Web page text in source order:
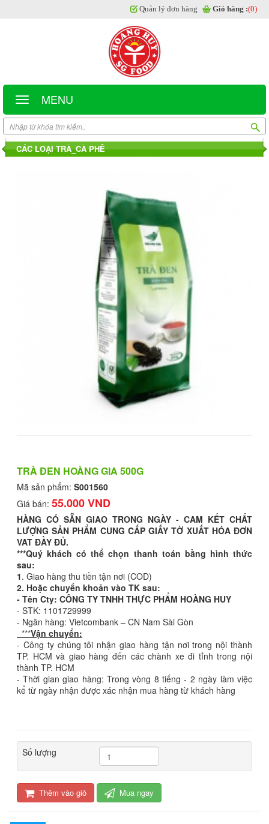
MENU
Quản lý đơn hàng Giỏ hàng :(0)
CÁC LOẠI TRÀ_CÀ PHÊ
TRÀ ĐEN HOÀNG GIA 500G
Mã sản phẩm: S001560
Giá bán: 55.000 VND
HÀNG CÓ SẴN GIAO TRONG NGÀY - CAM KẾT CHẤT
LƯỢNG SẢN PHẨM CUNG CẤP GIẤY TỜ XUẤT HÓA ĐƠN
VAT ĐẦY ĐỦ.
***Quý khách có thể chọn thanh toán bằng hình thức
sau:
1. Giao hàng thu tiền tận nơi (COD)
2. Hoặc chuyển khoản vào TK sau:
- Tên Cty: CÔNG TY TNHH THỰC PHẨM HOÀNG HUY
- STK: 1101729999
- Ngân hàng: Vietcombank – CN Nam Sài Gòn
***Vận chuyển:
- Công ty chúng tôi nhận giao hàng tận nơi trong nội thành
TP. HCM và giao hàng đến các chành xe đi tỉnh trong nội
thành TP. HCM
- Thời gian giao hàng: Trong vòng 8 tiếng - 2 ngày làm việc
kể từ ngày nhận được xác nhận mua hàng từ khách hàng
Số lượng
Thêm vào giỏ Mua ngay